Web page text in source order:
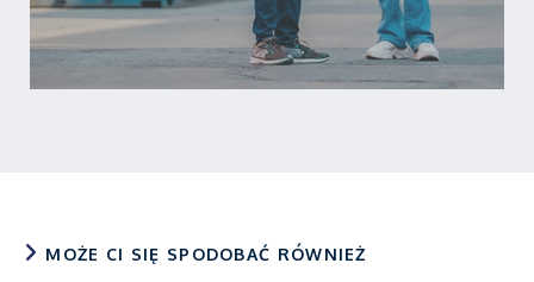
MOŻE CI SIĘ SPODOBAĆ RÓWNIEŻ